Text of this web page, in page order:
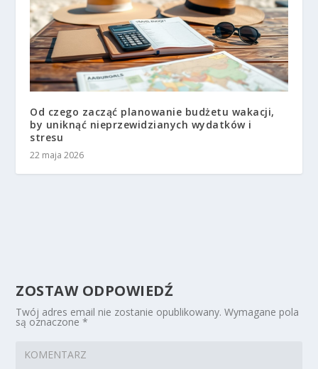
Od czego zacząć planowanie budżetu wakacji,
by uniknąć nieprzewidzianych wydatków i
stresu
22 maja 2026
ZOSTAW ODPOWIEDŹ
Twój adres email nie zostanie opublikowany. Wymagane pola
są oznaczone*